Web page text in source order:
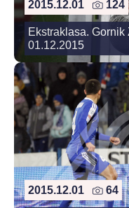
2015.12.01 124
Ekstraklasa.
01.12.2015
2015.12.01 64